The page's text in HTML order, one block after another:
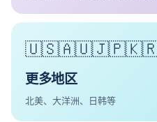
更多地区
北美、大洋洲、日韩等